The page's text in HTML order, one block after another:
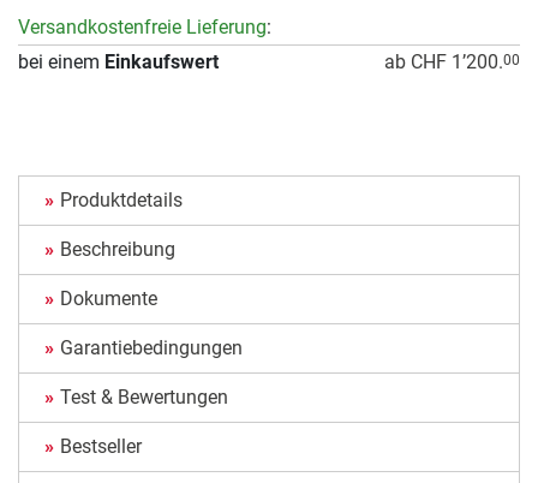
Versandkostenfreie Lieferung:
bei einem Einkaufswert ab CHF 1’200.00
Produktdetails
Beschreibung
Dokumente
Garantiebedingungen
Test & Bewertungen
Bestseller